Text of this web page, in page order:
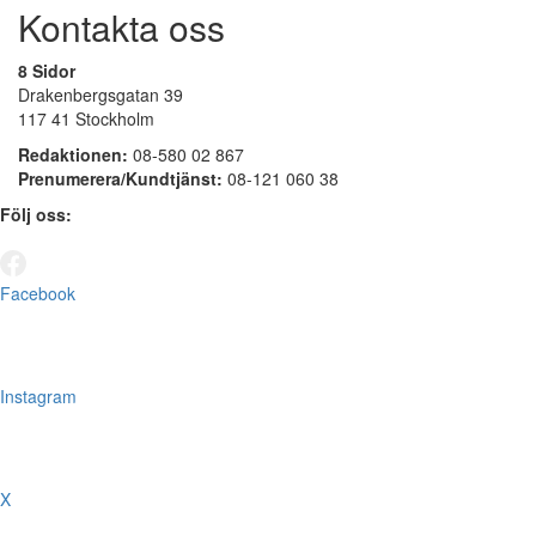
Kontakta oss
8 Sidor
Drakenbergsgatan 39
117 41 Stockholm
Redaktionen: 08-580 02 867
Prenumerera/Kundtjänst: 08-121 060 38
Följ oss:
Facebook
Instagram
X